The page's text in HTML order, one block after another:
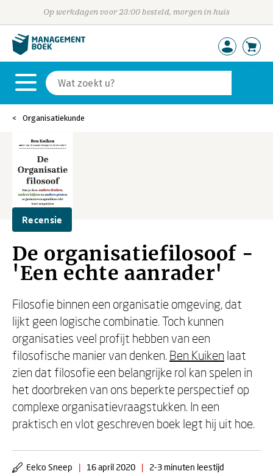
Op werkdagen voor 23:00 besteld, morgen in huis
Organisatiekunde
Recensie
De organisatiefilosoof -
'Een echte aanrader'
Filosofie binnen een organisatie omgeving, dat
lijkt geen logische combinatie. Toch kunnen
organisaties veel profijt hebben van een
filosofische manier van denken. Ben Kuiken laat
zien dat filosofie een belangrijke rol kan spelen in
het doorbreken van ons beperkte perspectief op
complexe organisatievraagstukken. In een
praktisch en vlot geschreven boek legt hij uit hoe.
Eelco Sneep | 16 april 2020 | 2-3 minuten leestijd